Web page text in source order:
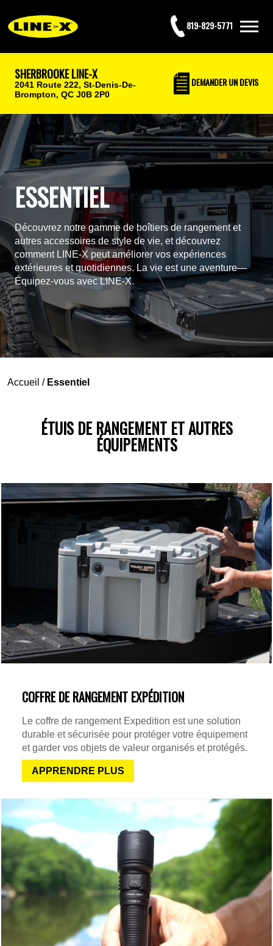
819-829-5771
SHERBROOKE LINE-X
2041 Route 222, St-Denis-De-
Brompton, QC J0B 2P0
DEMANDER UN DEVIS
ESSENTIEL
Découvrez notre gamme de boîtiers de rangement et
autres accessoires de style de vie, et découvrez
comment LINE-X peut améliorer vos expériences
extérieures et quotidiennes. La vie est une aventure—
Équipez-vous avec LINE-X.
Accueil / Essentiel
ÉTUIS DE RANGEMENT ET AUTRES
ÉQUIPEMENTS
COFFRE DE RANGEMENT EXPÉDITION
Le coffre de rangement Expedition est une solution
durable et sécurisée pour protéger votre équipement
et garder vos objets de valeur organisés et protégés.
APPRENDRE PLUS